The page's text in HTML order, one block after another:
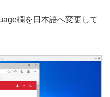
欄を日本語へ変更して